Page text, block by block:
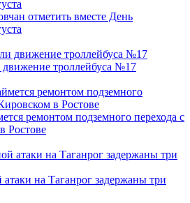
отметить вместе День
движение троллейбуса №17
ремонтом подземного перехода с
Ростове
на Таганрог задержаны три